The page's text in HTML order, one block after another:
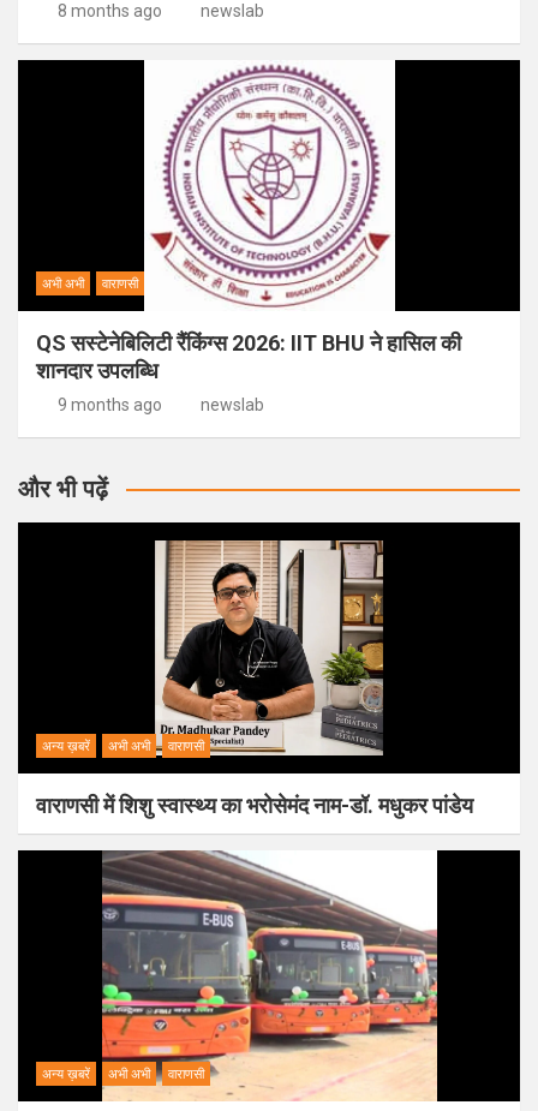
8 months ago newslab
अभी अभी वाराणसी
QS सस्टेनेबिलिटी रैंकिंग्स 2026: IIT BHU ने हासिल की
शानदार उपलब्धि
9 months ago newslab
और भी पढ़ें
अन्य ख़बरें अभी अभी वाराणसी
वाराणसी में शिशु स्वास्थ्य का भरोसेमंद नाम-डॉ. मधुकर पांडेय
अन्य ख़बरें अभी अभी वाराणसी